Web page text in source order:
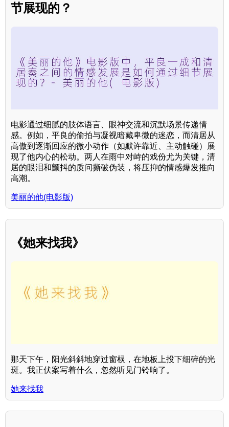
节展现的？
电影通过细腻的肢体语言、眼神交流和沉默场景传递情
感。例如，平良的偷拍与凝视暗藏卑微的迷恋，而清居从
高傲到逐渐回应的微小动作（如默许靠近、主动触碰）展
现了他内心的松动。两人在雨中对峙的戏份尤为关键，清
居的眼泪和颤抖的质问撕破伪装，将压抑的情感爆发推向
高潮。
美丽的他(电影版)
《她来找我》
那天下午，阳光斜斜地穿过窗棂，在地板上投下细碎的光
斑。我正伏案写着什么，忽然听见门铃响了。
她来找我